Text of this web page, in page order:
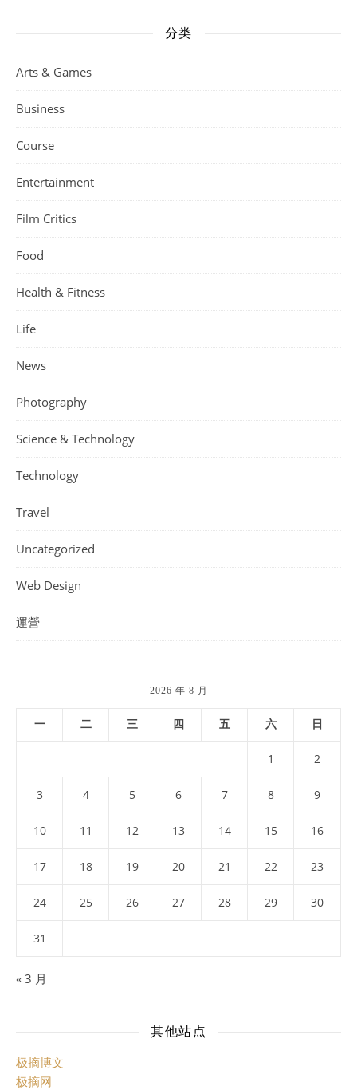
分类
Arts & Games
Business
Course
Entertainment
Film Critics
Food
Health & Fitness
Life
News
Photography
Science & Technology
Technology
Travel
Uncategorized
Web Design
運營
2026 年 8 月
一 二 三 四 五 六 日
1 2
3 4 5 6 7 8 9
10 11 12 13 14 15 16
17 18 19 20 21 22 23
24 25 26 27 28 29 30
31
« 3 月
其他站点
极摘博文
极摘网